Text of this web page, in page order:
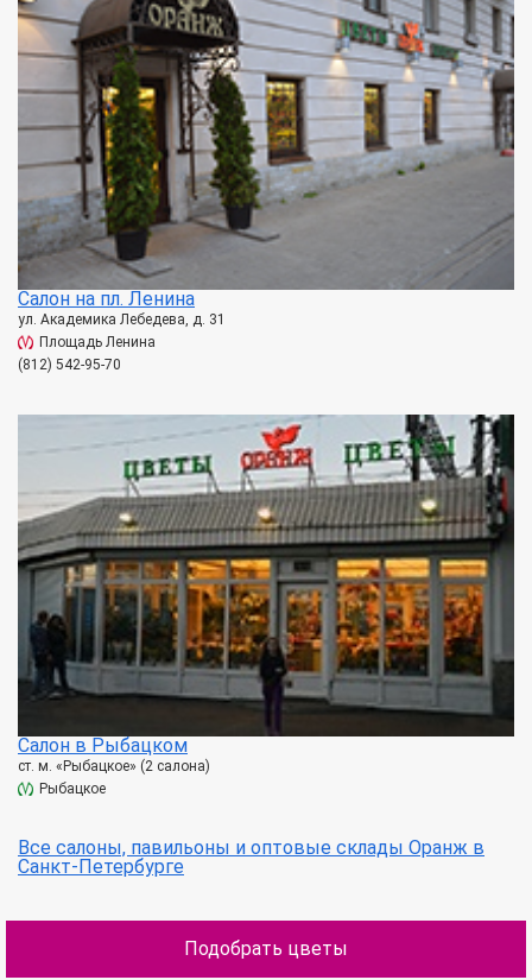
Салон на пл. Ленина
ул. Академика Лебедева, д. 31
Площадь Ленина
(812) 542-95-70
Салон в Рыбацком
ст. м. «Рыбацкое» (2 салона)
Рыбацкое
Все салоны, павильоны и оптовые склады Оранж в
Санкт-Петербурге
Подобрать цветы